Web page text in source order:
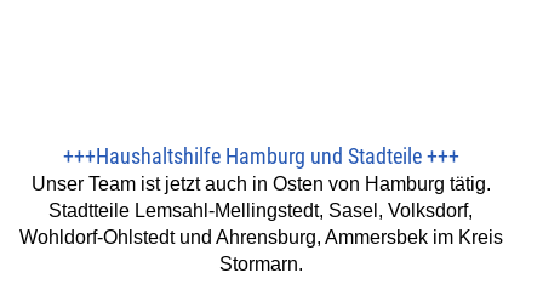
+++Haushaltshilfe Hamburg und Stadteile +++
Unser Team ist jetzt auch in Osten von Hamburg tätig.
Stadtteile Lemsahl-Mellingstedt, Sasel, Volksdorf,
Wohldorf-Ohlstedt und Ahrensburg, Ammersbek im Kreis
Stormarn.